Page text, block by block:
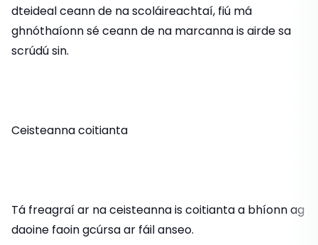
dteideal ceann de na scoláireachtaí, fiú má
ghnóthaíonn sé ceann de na marcanna is airde sa
scrúdú sin.
Ceisteanna coitianta
Tá freagraí ar na ceisteanna is coitianta a bhíonn ag
daoine faoin gcúrsa ar fáil anseo.